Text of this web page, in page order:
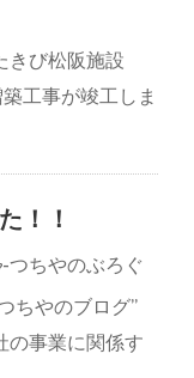
きび松阪施設
工事が竣工しま
！！
-つちやのぶろぐ
ちやのブログ”
の事業に関係す